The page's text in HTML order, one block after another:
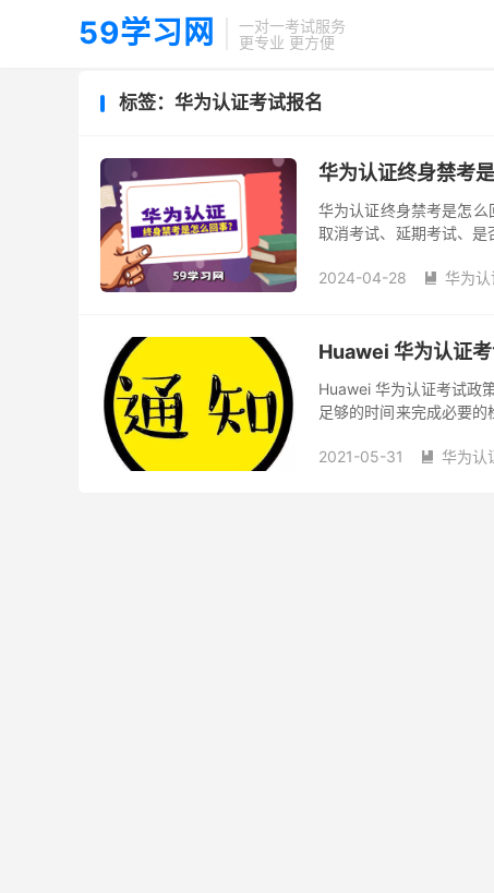
59学习网
一对一考试服务
更专业 更方便
标签：华为认证考试报名
华为认证终身禁考
华为认证终身禁考是怎么
取消考试、延期考试、
2024-04-28  华为认
Huawei 华为认证
Huawei 华为认证考试政
足够的时间来完成必要
2021-05-31  华为认